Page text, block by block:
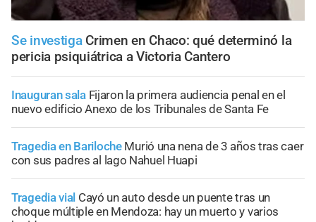
Se investiga Crimen en Chaco: qué determinó la
pericia psiquiátrica a Victoria Cantero
Inauguran sala Fijaron la primera audiencia penal en el
nuevo edificio Anexo de los Tribunales de Santa Fe
Tragedia en Bariloche Murió una nena de 3 años tras caer
con sus padres al lago Nahuel Huapi
Tragedia vial Cayó un auto desde un puente tras un
choque múltiple en Mendoza: hay un muerto y varios